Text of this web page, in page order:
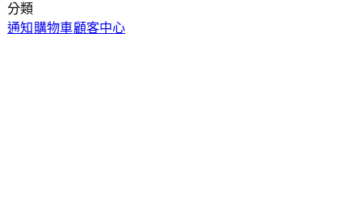
分類
通知 購物車顧客中心